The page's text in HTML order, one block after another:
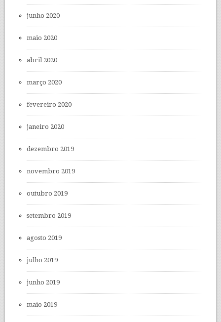
junho 2020
maio 2020
abril 2020
março 2020
fevereiro 2020
janeiro 2020
dezembro 2019
novembro 2019
outubro 2019
setembro 2019
agosto 2019
julho 2019
junho 2019
maio 2019